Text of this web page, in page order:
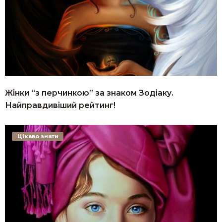
Жінки “з перчинкою” за знаком Зодіаку.
Найправдивіший рейтинг!
Цікаво знати